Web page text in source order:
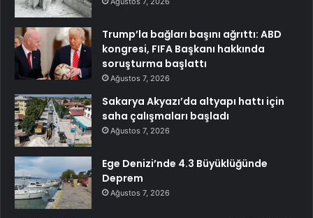
Trump’la bağları başını ağrıttı: ABD
kongresi, FIFA Başkanı hakkında
soruşturma başlattı
Ağustos 7, 2026
Sakarya Akyazı’da altyapı hattı için
saha çalışmaları başladı
Ağustos 7, 2026
Ege Denizi’nde 4.3 Büyüklüğünde
Deprem
Ağustos 7, 2026